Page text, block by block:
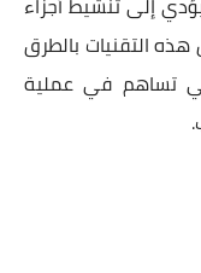
التقنيات بالطرق
تساهم في عملية